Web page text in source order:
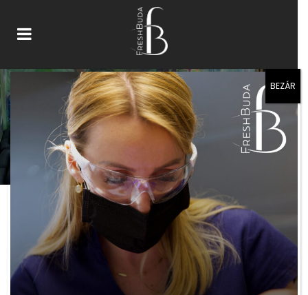
ALL FOGFEHÉRÍTÉS
FOGSZABÁLYOZÁS
FOGTÖMÉS
ICON IMPLANTÁCIÓ
BEZÁR